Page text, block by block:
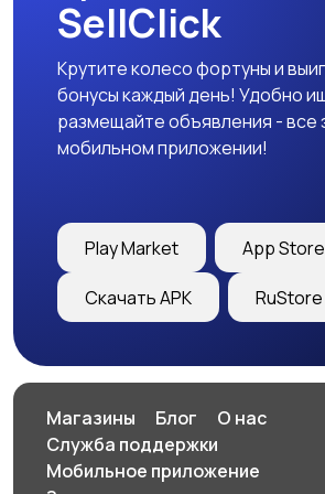
SellClick
Крутите колесо фортуны и
бонусы каждый день! Удобно
размещайте объявления - все
мобильном приложении!
Play Market App Store
Скачать APK RuStore
Магазины Блог
О нас
Служба поддержки
Мобильное приложение